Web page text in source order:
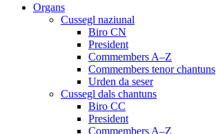
Organs
Cussegl naziunal
Biro CN
President
Commembers A–Z
Commembers tenor chantuns
Urden da seser
Cussegl dals chantuns
Biro CC
President
Commembers A–Z